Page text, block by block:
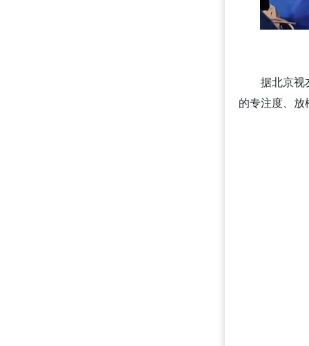
据北京视
的专注度、放